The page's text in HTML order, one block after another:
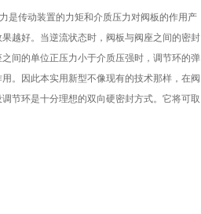
是传动装置的力矩和介质压力对阀板的作用产
越好。当逆流状态时，阀板与阀座之间的密封
间的单位正压力小于介质压强时，调节环的弹
。因此本实用新型不像现有的技术那样，在阀
节环是十分理想的双向硬密封方式。它将可取